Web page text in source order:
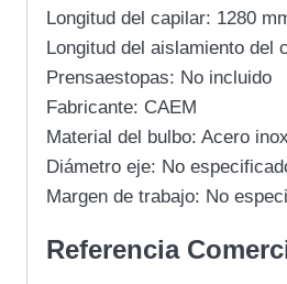
Longitud del capilar: 1280
Longitud del aislamiento del
Prensaestopas: No incluido
Fabricante: CAEM
Material del bulbo: Acero
Diámetro eje: No
Margen de trabajo: No
Referencia